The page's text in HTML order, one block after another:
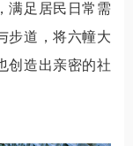
满足居民日常需
步道，将六幢大
创造出亲密的社